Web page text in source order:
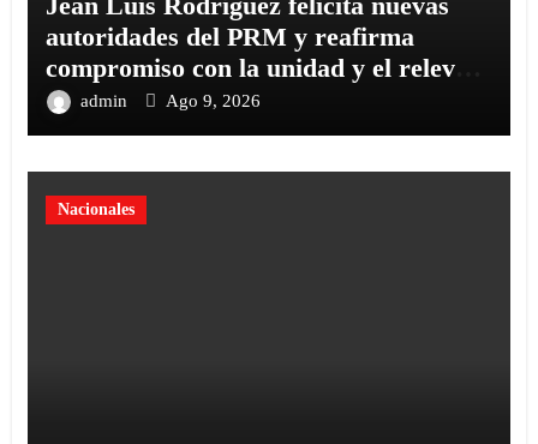
autoridades del PRM y reafirma
compromiso con la unidad y el relevo
generacional
admin Ago 9, 2026
Nacionales